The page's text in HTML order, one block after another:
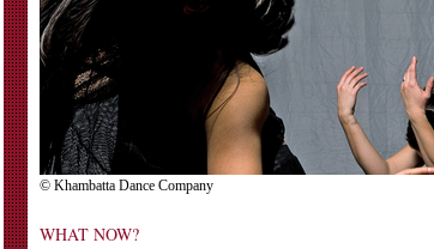
© Khambatta Dance Company
WHAT NOW?